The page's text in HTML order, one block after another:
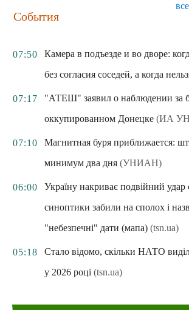
События
07:50
Камера в подъезде и во дворе:
без согласия соседей, а когда
07:17
"АТЕШ" заявил о наблюдении за
оккупированном Донецке (ИА
07:10
Магнитная буря приближается:
минимум два дня (УНИАН)
06:00
Україну накриває подвійний удар
синоптики забили на сполох і
"небезпечні" дати (мапа) (tsn.ua)
05:18
Стало відомо, скільки НАТО
у 2026 році (tsn.ua)